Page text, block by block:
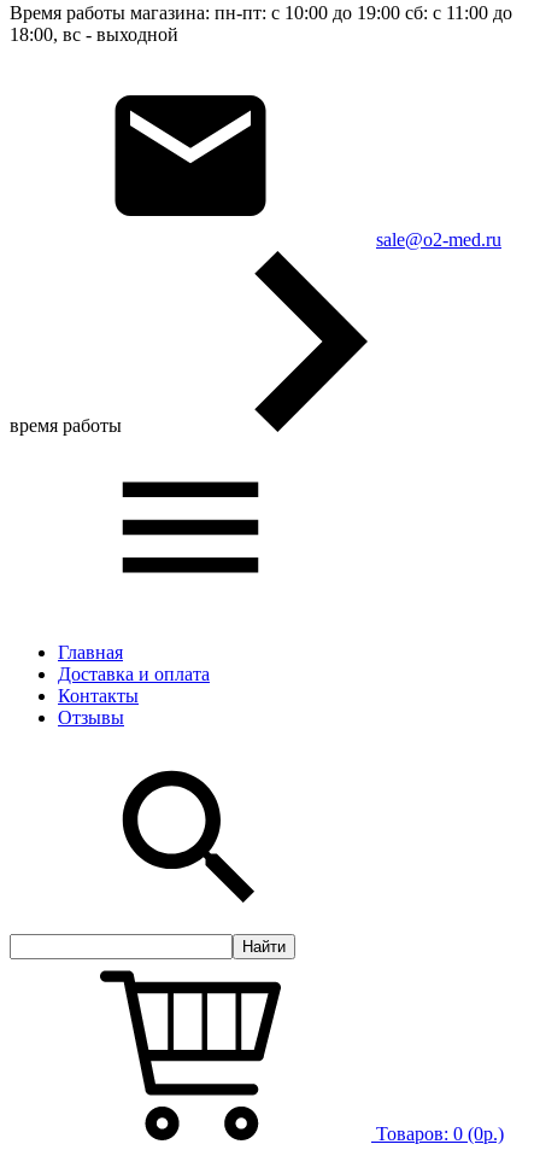
Время работы магазина: пн-пт: с 10:00 до 19:00 сб: с 11:00 до
18:00, вс - выходной
sale@o2-med.ru
время работы
Главная
Доставка и оплата
Контакты
Отзывы
Товаров: 0 (0р.)